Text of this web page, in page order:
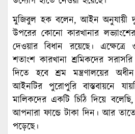
মুজিবুল হক বলেন, আইন অনুযায়ী
উপরের কোনো কারখানার
দেওয়ার বিধান রয়েছে।
শতাংশ কারখানা শ্রমিকদের
দিতে হবে শ্রম মন্ত্রণালয়ের
আইনটির পুরোপুরি বাস্তবায়নে
মালিকদের একটি চিঠি দিয়ে
আপনারা ফান্ডে টাকা দিন। আর
পড়েছে।